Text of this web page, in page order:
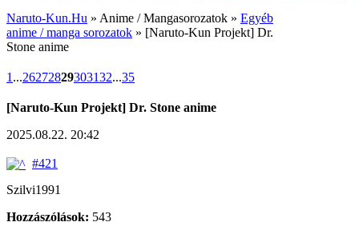
Naruto-Kun.Hu » Anime / Mangasorozatok » Egyéb
anime / manga sorozatok » [Naruto-Kun Projekt] Dr.
Stone anime
1 ...26272829303132...35
[Naruto-Kun Projekt] Dr. Stone anime
2025.08.22. 20:42
#421
Szilvi1991
Hozzászólások: 543